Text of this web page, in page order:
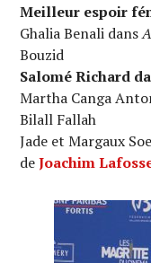
Meilleur espoir
Ghalia Benali dans
Bouzid
Salomé Richard
Martha Canga
Bilall Fallah
Jade et Margaux
deJoachim